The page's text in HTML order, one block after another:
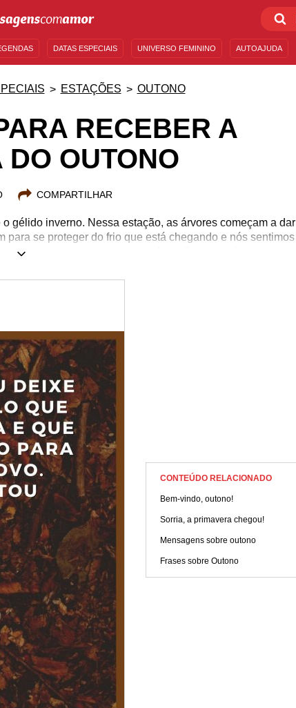
DATAS ESPECIAIS UNIVERSO FEMININO AUTOAJUDA
ESTAÇÕES OUTONO
RECEBER A
OUTONO
COMPARTILHAR
gélido inverno. Nessa estação, as árvores começam a dar
se proteger do frio que está chegando e nós sentimos
porque o outono nos convida a olhar para dentro, rever
está nos detalhes, além de ser um ótimo momento para
a seguir com nossas mensagens para receber a chegada
essa estação!
CONTEÚDO RELACIONADO
Bem-vindo, outono!
Sorria, a primavera chegou!
Mensagens sobre outono
Frases sobre Outono